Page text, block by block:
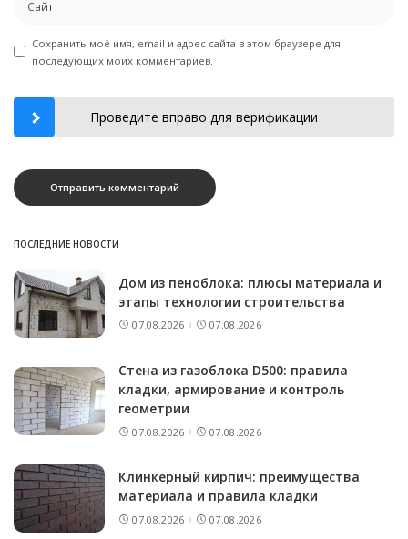
Сохранить моё имя, email и адрес сайта в этом браузере для
последующих моих комментариев.
Проведите вправо для верификации
ПОСЛЕДНИЕ НОВОСТИ
Дом из пеноблока: плюсы материала и
этапы технологии строительства
07.08.2026 07.08.2026
Стена из газоблока D500: правила
кладки, армирование и контроль
геометрии
07.08.2026 07.08.2026
Клинкерный кирпич: преимущества
материала и правила кладки
07.08.2026 07.08.2026